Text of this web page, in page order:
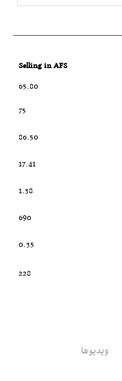
Selling in AFS
65.80
75
86.50
17.41
1.38
690
0.35
228
ویدیوها